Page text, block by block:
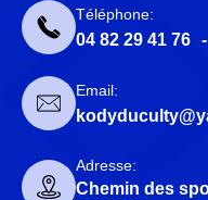
Téléphone:
04 82 29 41 76 -
Email:
Adresse:
Chemin des